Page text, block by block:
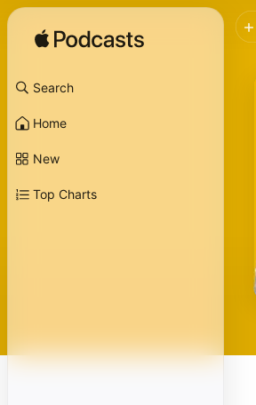
Search
Home
New
Top Charts